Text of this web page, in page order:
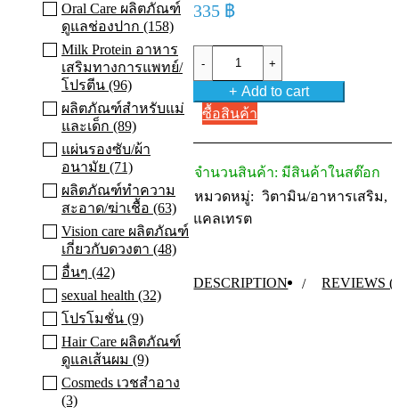
Oral Care ผลิตภัณฑ์
ดูแลช่องปาก (158)
Milk Protein อาหาร
เสริมทางการแพทย์/
โปรตีน (96)
ผลิตภัณฑ์สำหรับแม่
และเด็ก (89)
แผ่นรองซับ/ผ้า
อนามัย (71)
ผลิตภัณฑ์ทําความ
สะอาด/ฆ่าเชื้อ (63)
Vision care ผลิตภัณฑ์
เกี่ยวกับดวงตา (48)
อื่นๆ (42)
sexual health (32)
โปรโมชั่น (9)
Hair Care ผลิตภัณฑ์
ดูแลเส้นผม (9)
Cosmeds เวชสําอาง
(3)
335 ฿
Plus
60
เม็ด
แคล
บำรุง
กระดูก
quantity
Add to cart
ซื้อสินค้า
จำนวนสินค้า: มีสินค้าในสต๊อก
หมวดหมู่:
วิตามิน/อาหารเสริม,
แคลเทรต
DESCRIPTION REVIEWS